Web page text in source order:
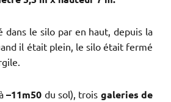
dans le silo par en haut, depuis la
il était plein, le silo était fermé
–11m50 du sol), trois galeries de